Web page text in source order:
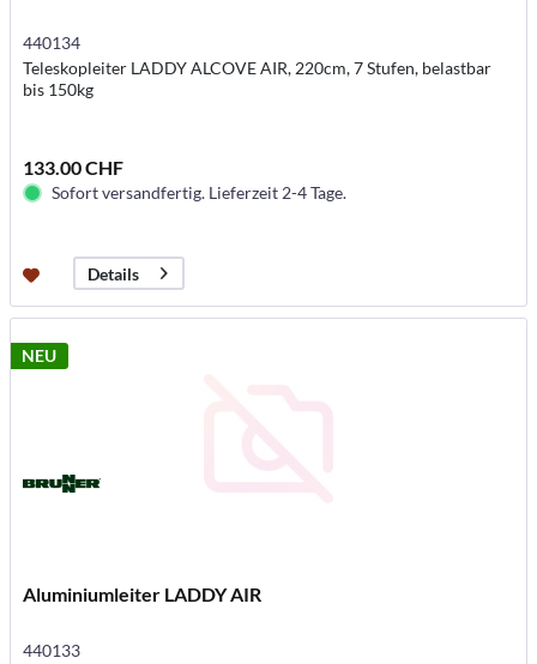
440134
Teleskopleiter LADDY ALCOVE AIR, 220cm, 7 Stufen, belastbar
bis 150kg
133.00 CHF
Sofort versandfertig. Lieferzeit 2-4 Tage.
Details
NEU
Aluminiumleiter LADDY AIR
440133